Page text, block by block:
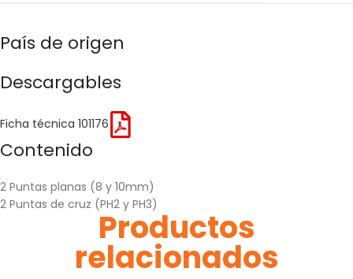
País de origen
Descargables
Ficha técnica 101176
Contenido
2 Puntas planas (8 y 10mm)
2 Puntas de cruz (PH2 y PH3)
Productos
relacionados